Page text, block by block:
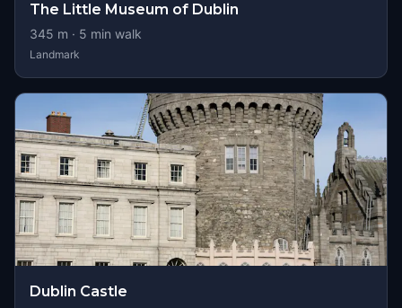
The Little Museum of Dublin
345 m · 5 min walk
Landmark
Dublin Castle